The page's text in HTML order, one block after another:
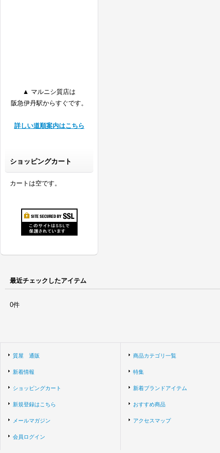
▲ マルニシ質店は
阪急伊丹駅からすぐです。
詳しい道順案内はこちら
ショッピングカート
カートは空です。
最近チェックしたアイテム
0件
質屋 通販
新着情報
ショッピングカート
新規登録はこちら
メールマガジン
会員ログイン
商品カテゴリ一覧
特集
新着ブランドアイテム
おすすめ商品
アクセスマップ